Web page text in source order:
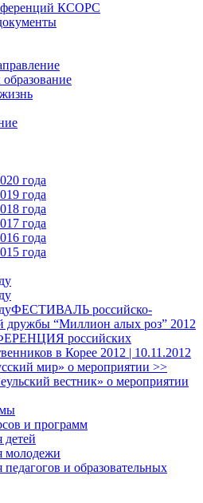
КСОРС
года
года
годa
года
года
года
ФЕСТИВАЛЬ российско-
дружбы “Миллион алых роз” 2012
российских
в Корее 2012 | 10.11.2012
мир» о мероприятии >>
вестник» о мероприятии
и программ
молодежи
и образовательных